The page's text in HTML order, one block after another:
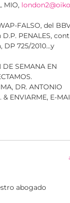
MIO,
FALSO, del
PENALES,
DP 725/2010…y
DE SEMANA EN
DR. ANTONIO
& ENVIARME, E-
abogado